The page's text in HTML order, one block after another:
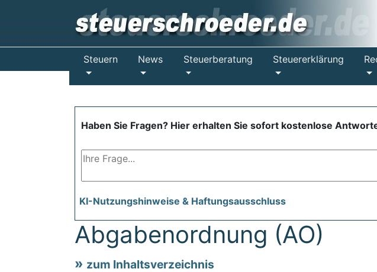
Steuern News Steuerberatung Steuererklärung
Haben Sie Fragen? Hier erhalten Sie sofort kostenlose
KI-Nutzungshinweise & Haftungsausschluss
Abgabenordnung (AO)
zum Inhaltsverzeichnis